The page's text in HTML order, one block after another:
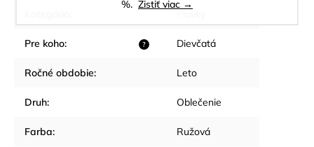
%. Zistiť viac →
?
Pre koho: Dievčatá
Ročné obdobie: Leto
Druh: Oblečenie
Farba: Ružová